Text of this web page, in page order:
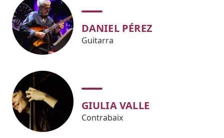
DANIEL PÉREZ
Guitarra
GIULIA VALLE
Contrabaix